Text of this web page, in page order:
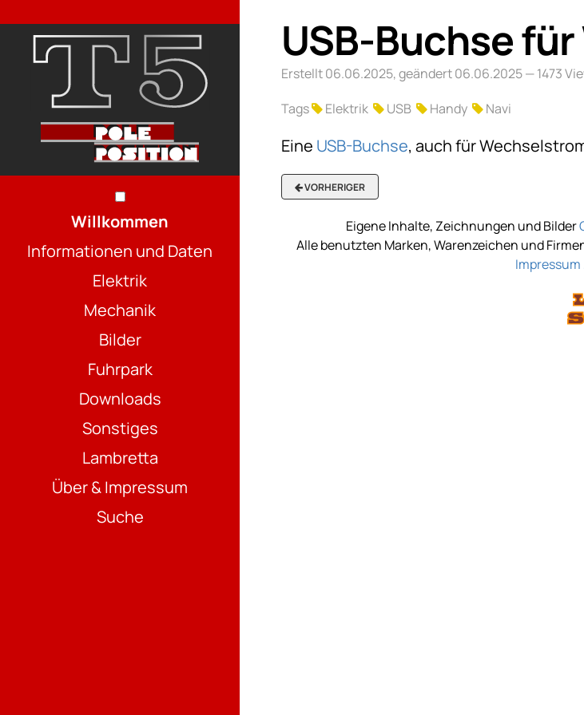
Willkommen
Informationen und Daten
Elektrik
Mechanik
Bilder
Fuhrpark
Downloads
Sonstiges
Lambretta
Über & Impressum
Suche
USB-Buchse
Erstellt 06.06.2025, geändert 06.06.2025— 1473
Tags
Elektrik USB Handy Navi
Eine USB-Buchse, auch für
VORHERIGER
Eigene Inhalte, Zeichnungen und Bilder
Alle benutzten Marken, Warenzeichen und